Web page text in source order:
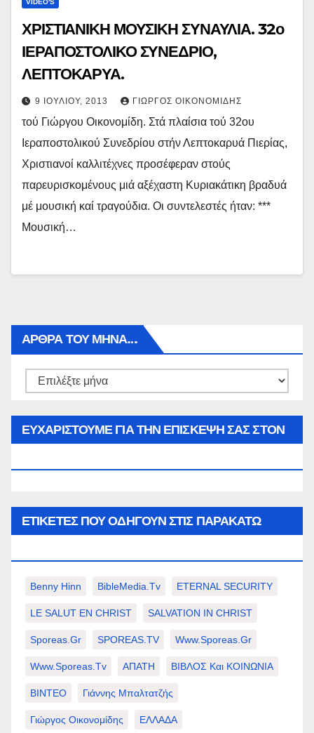
VIDEO'S
ΧΡΙΣΤΙΑΝΙΚΗ ΜΟΥΣΙΚΗ ΣΥΝΑΥΛΙΑ. 32ο
ΙΕΡΑΠΟΣΤΟΛΙΚΟ ΣΥΝΕΔΡΙΟ,
ΛΕΠΤΟΚΑΡΥΑ.
9 ΙΟΥΛΊΟΥ, 2013 ΓΙΏΡΓΟΣ ΟΙΚΟΝΟΜΊΔΗΣ
τού Γιώργου Οικονομίδη. Στά πλαίσια τού 32ου
Ιεραποστολικού Συνεδρίου στήν Λεπτοκαρυά Πιερίας,
Χριστιανοί καλλιτέχνες προσέφεραν στούς
παρευρισκομένους μιά αξέχαστη Κυριακάτικη βραδυά
μέ μουσική καί τραγούδια. Οι συντελεστές ήταν: ***
Μουσική…
ΑΡΘΡΑ ΤΟΥ ΜΉΝΑ…
Αρθρα
ΕΥΧΑΡΙΣΤΟΥΜΕ ΓΙΑ ΤΗΝ ΕΠΙΣΚΕΨΗ ΣΑΣ ΣΤΟΝ
ΕΤΙΚΈΤΕΣ ΠΟΥ ΟΔΗΓΟΎΝ ΣΤΙΣ ΠΑΡΑΚΆΤΩ
Benny Hinn BibleMedia.tv ETERNAL SECURITY
LE SALUT EN CHRIST SALVATION IN CHRIST
Sporeas.gr SPOREAS.TV Www.sporeas.gr
Www.sporeas.tv ΑΠΑΤΗ ΒΙΒΛΟΣ Και ΚΟΙΝΩΝΙΑ
ΒΙΝΤΕΟ Γιάννης Μπαλτατζής
Γιώργος Οικονομίδης ΕΛΛΑΔΑ